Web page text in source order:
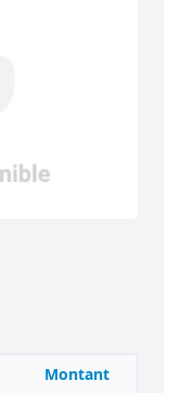
Montant